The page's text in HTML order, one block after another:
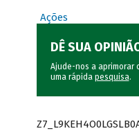
Ações
DÊ SUA
Ajude-nos a aprimorar
uma rápida pesquisa.